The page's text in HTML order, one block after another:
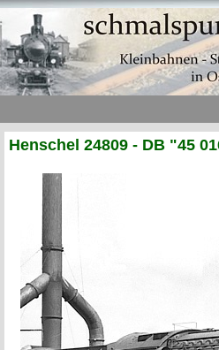
Henschel 24809 - DB "45